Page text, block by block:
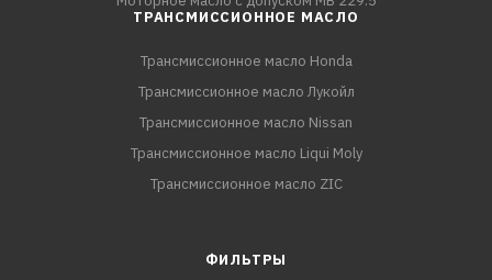
ТРАНСМИССИОННОЕ МАСЛО
Трансмиссионное масло Honda
Трансмиссионное масло Лукойл
Трансмиссионное масло Nissan
Трансмиссионное масло Liqui Moly
Трансмиссионное масло ZIC
ФИЛЬТРЫ